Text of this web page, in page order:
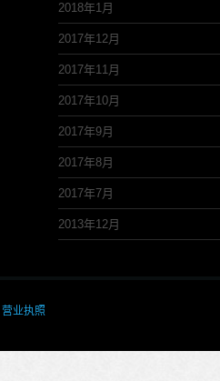
2018年1月
2017年12月
2017年11月
2017年10月
2017年9月
2017年8月
2017年7月
2013年12月
营业执照